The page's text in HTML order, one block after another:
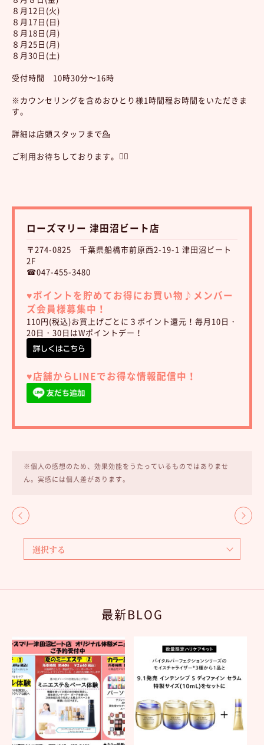
８月12日(火)
８月17日(日)
８月18日(月)
８月25日(月)
８月30日(土)
受付時間 10時30分〜16時
※カウンセリングを含めおひとり様1時間程お時間をいただきま
す。
詳細は店頭スタッフまで💁
ご利用お待ちしております。💆‍♀️
ローズマリー 津田沼ビート店
〒274-0825 千葉県船橋市前原西2-19-1 津田沼ビート
2F
☎047-455-3480
♥︎ポイントを貯めてお得にお買い物♪ メンバー
ズ会員様募集中！
110円(税込)お買上げごとに３ポイント還元！毎月10日・
20日・30日はWポイントデー！
♥︎店舗からLINEでお得な情報配信中！
※個人の感想のため、効果効能をうたっているものではありませ
ん。実感には個人差があります。
最新BLOG